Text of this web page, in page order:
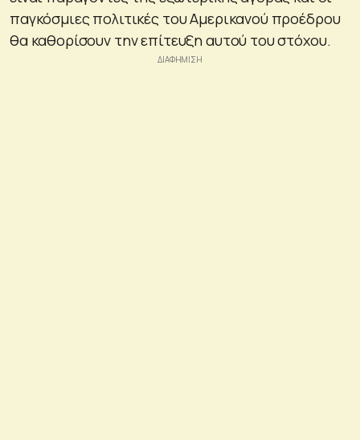
παγκόσμιες πολιτικές του Αμερικανού προέδρου
θα καθορίσουν την επίτευξη αυτού του στόχου.